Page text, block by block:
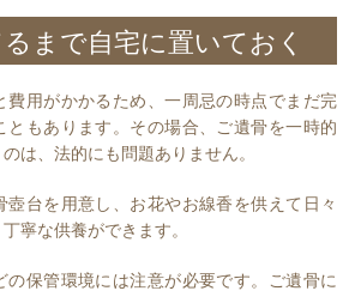
まで自宅に置いておく
費用がかかるため、一周忌の時点でまだ完
ともあります。その場合、ご遺骨を一時的
は、法的にも問題ありません。
壺台を用意し、お花やお線香を供えて日々
寧な供養ができます。
の保管環境には注意が必要です。ご遺骨に